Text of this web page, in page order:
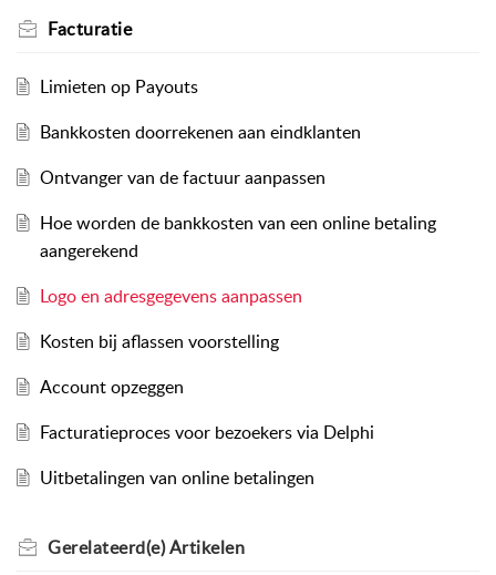
Facturatie
Limieten op Payouts
Bankkosten doorrekenen aan eindklanten
Ontvanger van de factuur aanpassen
Hoe worden de bankkosten van een online betaling
aangerekend
Logo en adresgegevens aanpassen
Kosten bij aflassen voorstelling
Account opzeggen
Facturatieproces voor bezoekers via Delphi
Uitbetalingen van online betalingen
Gerelateerd(e)Artikelen